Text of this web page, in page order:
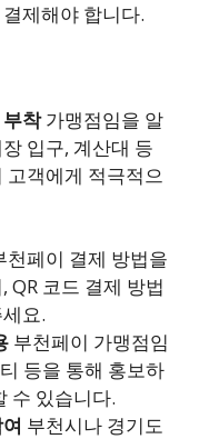
제해야 합니다.
착가맹점임을 알
입구, 계산대 등
고객에게 적극적으
천페이 결제 방법을
QR 코드 결제 방법
요.
부천페이 가맹점임
등을 통해 홍보하
수 있습니다.
부천시나 경기도